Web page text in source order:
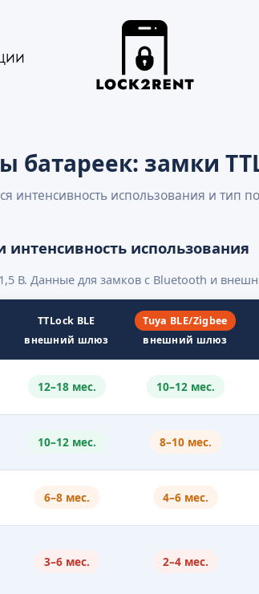
батареек: замки
интенсивность использования и тип
использования
В. Данные для замков с Bluetooth и
TTLock BLE
внешний шлюз
Tuya BLE/Zigbee
внешний шлюз
12–18 мес. 10–12 мес.
10–12 мес. 8–10 мес.
6–8 мес. 4–6 мес.
3–6 мес. 2–4 мес.